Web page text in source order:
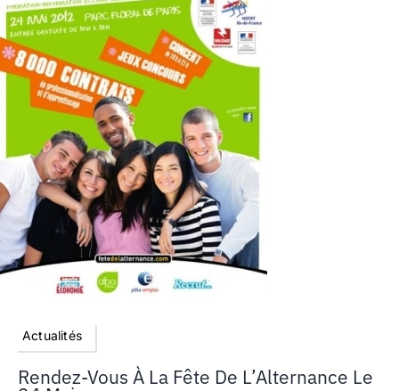
Actualités
Rendez-Vous À La Fête De L’Alternance Le